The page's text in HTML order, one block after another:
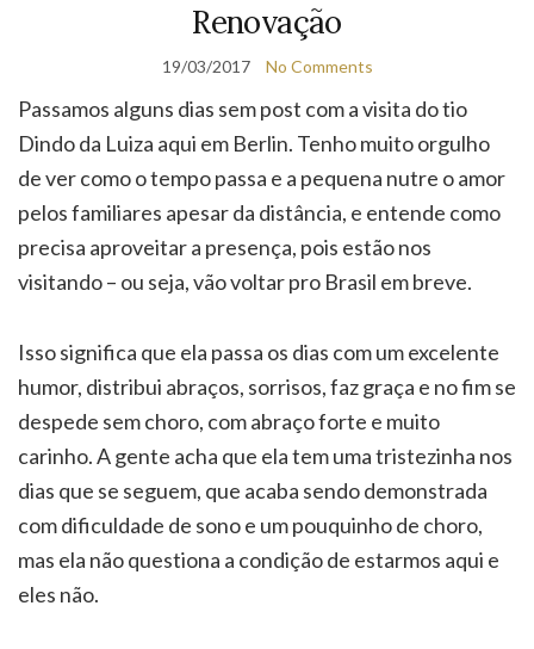
Renovação
19/03/2017 No Comments
Passamos alguns dias sem post com a visita do tio
Dindo da Luiza aqui em Berlin. Tenho muito orgulho
de ver como o tempo passa e a pequena nutre o amor
pelos familiares apesar da distância, e entende como
precisa aproveitar a presença, pois estão nos
visitando – ou seja, vão voltar pro Brasil em breve.
Isso significa que ela passa os dias com um excelente
humor, distribui abraços, sorrisos, faz graça e no fim se
despede sem choro, com abraço forte e muito
carinho. A gente acha que ela tem uma tristezinha nos
dias que se seguem, que acaba sendo demonstrada
com dificuldade de sono e um pouquinho de choro,
mas ela não questiona a condição de estarmos aqui e
eles não.